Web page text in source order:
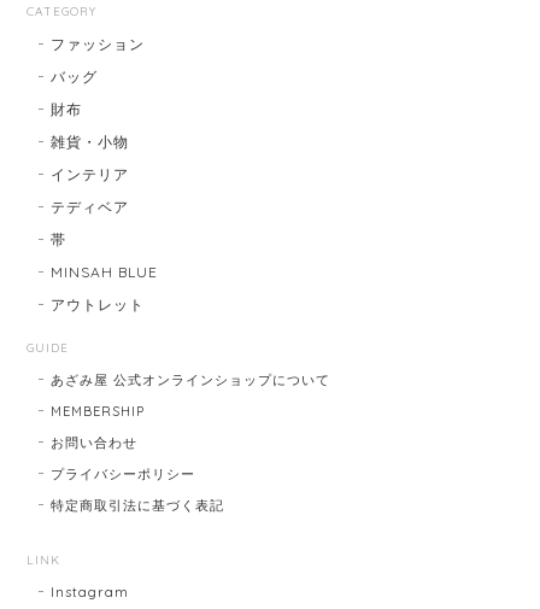
CATEGORY
ファッション
バッグ
財布
雑貨・小物
インテリア
テディベア
帯
MINSAH BLUE
アウトレット
GUIDE
あざみ屋 公式オンラインショップについて
MEMBERSHIP
お問い合わせ
プライバシーポリシー
特定商取引法に基づく表記
LINK
Instagram